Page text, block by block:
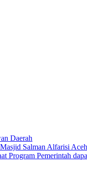
Daerah
Salman Alfarisi
Program Pemerintah